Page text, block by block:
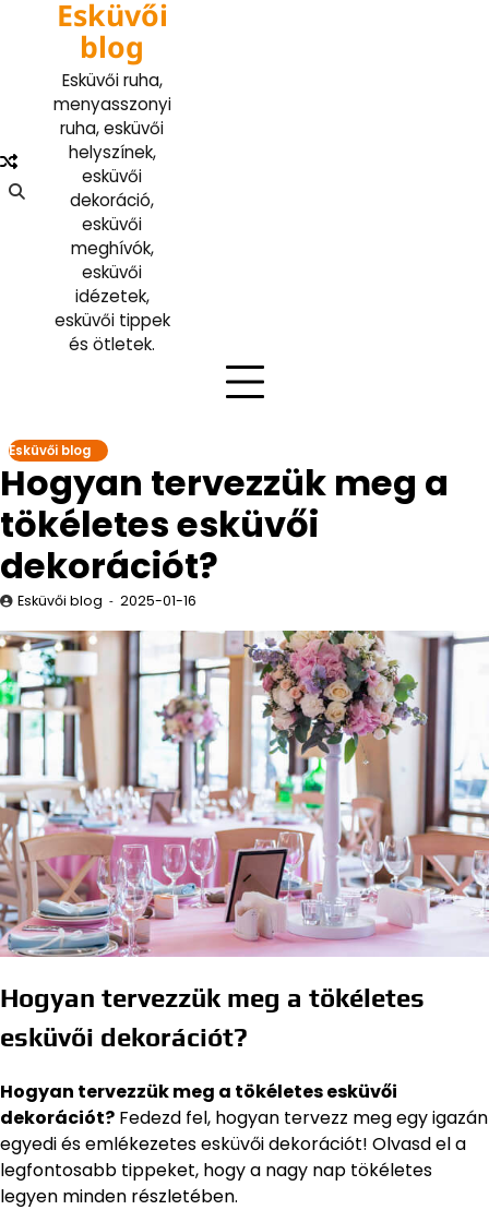
Esküvői
blog
Esküvői ruha,
menyasszonyi
ruha, esküvői
helyszínek,
esküvői
dekoráció,
esküvői
meghívók,
esküvői
idézetek,
esküvői tippek
és ötletek.
Esküvői blog
Hogyan tervezzük meg a
tökéletes esküvői
dekorációt?
Esküvői blog 2025-01-16
Hogyan tervezzük meg a tökéletes
esküvői dekorációt?
Hogyan tervezzük meg a tökéletes esküvői
dekorációt? Fedezd fel, hogyan tervezz meg egy igazán
egyedi és emlékezetes esküvői dekorációt! Olvasd el a
legfontosabb tippeket, hogy a nagy nap tökéletes
legyen minden részletében.